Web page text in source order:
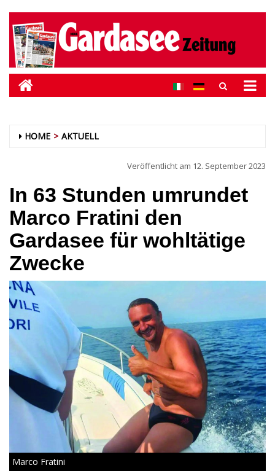
HOME AKTUELL
Veröffentlicht am 12. September 2023
In 63 Stunden umrundet
Marco Fratini den
Gardasee für wohltätige
Zwecke
Marco Fratini